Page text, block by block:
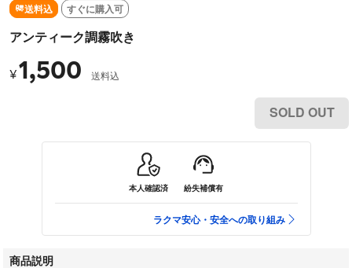
送料込 すぐに購入可
アンティーク調霧吹き
¥1,500 送料込
SOLD OUT
本人確認済 紛失補償有
ラクマ安心・安全への取り組み
商品説明